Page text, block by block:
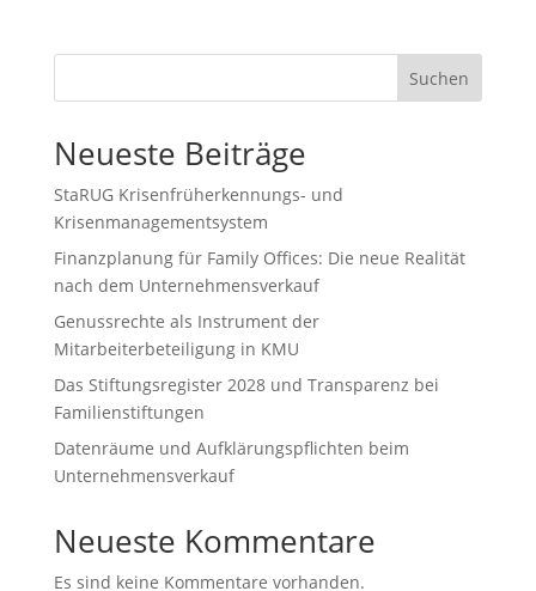
Suchen
Neueste Beiträge
StaRUG Krisenfrüherkennungs- und
Krisenmanagementsystem
Finanzplanung für Family Offices: Die neue Realität
nach dem Unternehmensverkauf
Genussrechte als Instrument der
Mitarbeiterbeteiligung in KMU
Das Stiftungsregister 2028 und Transparenz bei
Familienstiftungen
Datenräume und Aufklärungspflichten beim
Unternehmensverkauf
Neueste Kommentare
Es sind keine Kommentare vorhanden.